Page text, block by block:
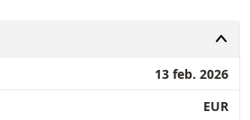
13 feb. 2026
EUR